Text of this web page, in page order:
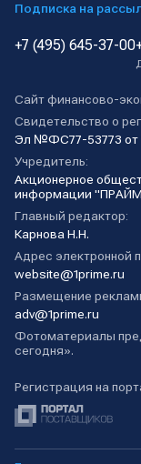
Подписка на
+7 (495) 645-37-00
Сайт финансово-
Свидетельство о
Эл №ФС77-53773 от
Учредитель:
Акционерное
информации
Главный редактор:
Карнова Н.Н.
Адрес электронной
website@1prime.ru
Размещение
adv@1prime.ru
Фотоматериалы
сегодня».
Регистрация на